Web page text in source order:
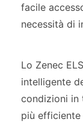
facile
necessità di
Lo Zenec
intelligente
condizioni in
più efficiente